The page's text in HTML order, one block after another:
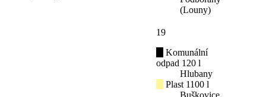
(Louny)
19
Komunální
odpad 120 l
Hlubany
Plast 1100 l